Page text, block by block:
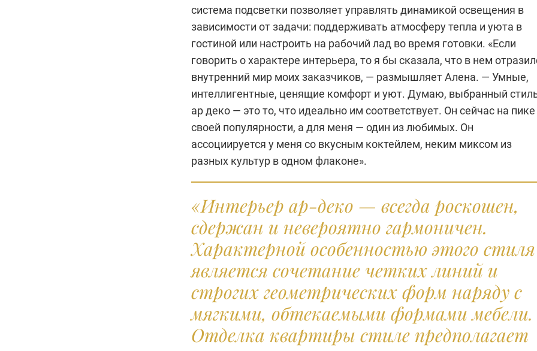
система подсветки позволяет управлять динамикой освещения в
зависимости от задачи: поддерживать атмосферу тепла и уюта в
гостиной или настроить на рабочий лад во время готовки. «Если
говорить о характере интерьера, то я бы сказала, что в нем
внутренний мир моих заказчиков, — размышляет Алена. — Умные,
интеллигентные, ценящие комфорт и уют. Думаю, выбранный
ар деко — это то, что идеально им соответствует. Он сейчас на пике
своей популярности, а для меня — один из любимых. Он
ассоциируется у меня со вкусным коктейлем, неким миксом из
разных культур в одном флаконе».
«Интерьер ар-деко — всегда роскошен,
сдержан и невероятно гармоничен.
Характерной особенностью этого стиля
является сочетание четких линий и
строгих геометрических форм наряду с
мягкими, обтекаемыми формами мебели.
Отделка квартиры стиле предполагает